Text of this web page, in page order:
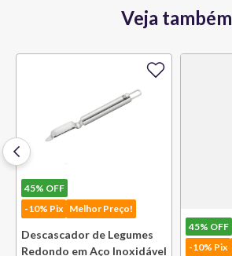
Veja também
45% OFF
-10% Pix Melhor Preço!
Descascador de Legumes
Redondo em Aço Inoxidável
45% OFF
-10% Pix